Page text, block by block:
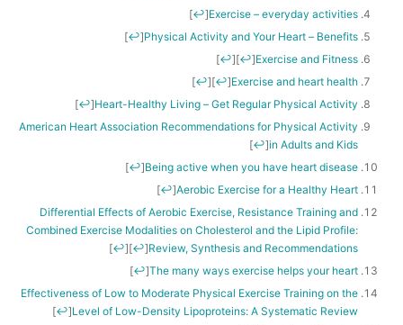
Exercise – everyday activities
[
↩
]
Physical Activity and Your Heart – Benefits
[
↩
]
Exercise and Fitness
[
↩
]
[
↩
]
Exercise and heart health
[
↩
]
[
↩
]
Heart-Healthy Living – Get Regular Physical Activity
[
↩
]
American Heart Association Recommendations for Physical Activity
in Adults and Kids
[
↩
]
Being active when you have heart disease
[
↩
]
Aerobic Exercise for a Healthy Heart
[
↩
]
Differential Effects of Aerobic Exercise, Resistance Training and
Combined Exercise Modalities on Cholesterol and the Lipid Profile:
Review, Synthesis and Recommendations
[
↩
]
[
↩
]
The many ways exercise helps your heart
[
↩
]
Effectiveness of Low to Moderate Physical Exercise Training on the
Level of Low-Density Lipoproteins: A Systematic Review
[
↩
]